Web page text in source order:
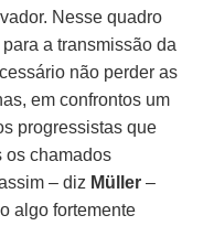
Nesse quadro
a transmissão da
não perder as
em confrontos um
progressistas que
os chamados
– diz Müller –
algo fortemente